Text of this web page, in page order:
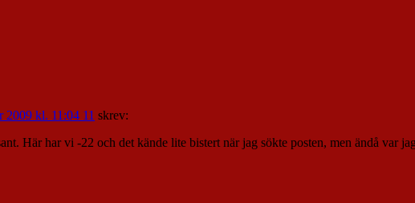
2009 kl. 11:04 11 skrev:
Här har vi -22 och det kände lite bistert när jag sökte posten, men ändå var